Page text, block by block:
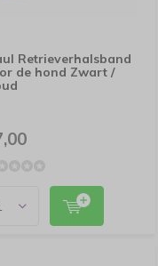
Retrieverhalsband
de hond Zwart /